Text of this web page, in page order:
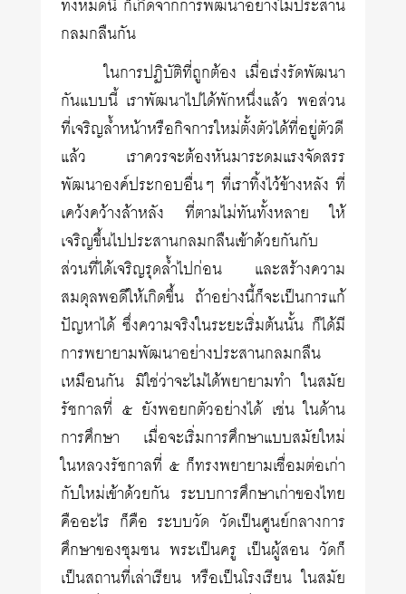
ทั้งหมดนี้ ก็เกิดจากการพัฒนาอย่างไม่ประสาน
กลมกลืนกัน
ในการปฏิบัติที่ถูกต้อง เมื่อเร่งรัดพัฒนา
กันแบบนี้ เราพัฒนาไปได้พักหนึ่งแล้ว พอส่วน
ที่เจริญล้ำหน้าหรือกิจการใหม่ตั้งตัวได้ที่อยู่ตัวดี
แล้ว เราควรจะต้องหันมาระดมแรงจัดสรร
พัฒนาองค์ประกอบอื่นๆ ที่เราทิ้งไว้ข้างหลัง ที่
เคว้งคว้างล้าหลัง ที่ตามไม่ทันทั้งหลาย ให้
เจริญขึ้นไปประสานกลมกลืนเข้าด้วยกันกับ
ส่วนที่ได้เจริญรุดล้ำไปก่อน และสร้างความ
สมดุลพอดีให้เกิดขึ้น ถ้าอย่างนี้ก็จะเป็นการแก้
ปัญหาได้ ซึ่งความจริงในระยะเริ่มต้นนั้น ก็ได้มี
การพยายามพัฒนาอย่างประสานกลมกลืน
เหมือนกัน มิใช่ว่าจะไม่ได้พยายามทำ ในสมัย
รัชกาลที่ ๕ ยังพอยกตัวอย่างได้ เช่น ในด้าน
การศึกษา เมื่อจะเริ่มการศึกษาแบบสมัยใหม่
ในหลวงรัชกาลที่ ๕ ก็ทรงพยายามเชื่อมต่อเก่า
กับใหม่เข้าด้วยกัน ระบบการศึกษาเก่าของไทย
คืออะไร ก็คือ ระบบวัด วัดเป็นศูนย์กลางการ
ศึกษาของชุมชน พระเป็นครู เป็นผู้สอน วัดก็
เป็นสถานที่เล่าเรียน หรือเป็นโรงเรียน ในสมัย